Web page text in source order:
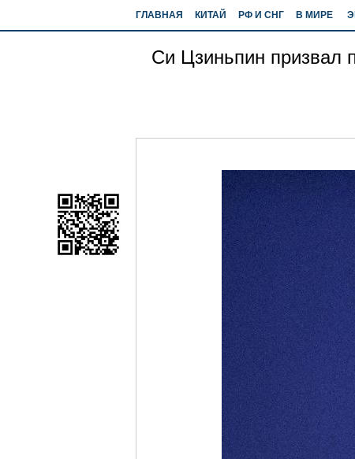
ГЛАВНАЯ КИТАЙ РФ И СНГ В МИРЕ
Си Цзиньпин призвал